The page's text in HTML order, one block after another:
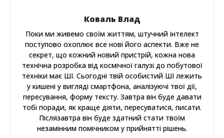
Коваль Влад
Поки ми живемо своїм життям, штучний інтелект
поступово охоплює все нові його аспекти. Вже не
секрет, що кожний новий пристрій, кожна нова
технічна розробка від космічної галузі до побутової
техніки має ШІ. Сьогодні твій особистий ШІ лежить
у кишені у вигляді смартфона, аналізуючі твої дії,
пересування, форму тексту. Завтра він буде давати
тобі поради, як краще діяти, пересуватися, писати.
Післязавтра він буде здатний стати твоїм
незамінним помічником у прийнятті рішень.